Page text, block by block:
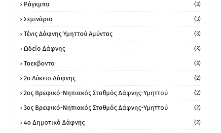
Ράγκμπυ (3)
Σεμινάριο (3)
Τένις Δάφνης Υμηττού Αμύντας (3)
Ωδείο Δάφνης (3)
Ταεκβοντο (3)
2ο Λύκειο Δάφνης (2)
2ος Βρεφικό-Νηπιακός Σταθμός Δάφνης-Υμηττού (2)
3ος Βρεφικό-Νηπιακός Σταθμός Δάφνης-Υμηττού (2)
4ο Δημοτικό Δάφνης (2)